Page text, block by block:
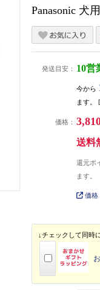
Panasonic 犬
発送目安： 10営
今から
ます。 [
価格：
送料
還元ポ
ます。
価格
↓チェックして同時